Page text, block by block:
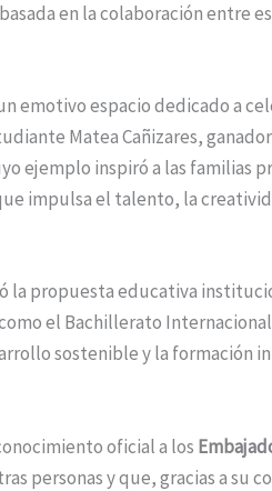
en la colaboración entre
emotivo espacio dedicado a
Matea Cañizares,
ejemplo inspiró a las familias
impulsa el talento, la
la propuesta educativa
el Bachillerato
sostenible y la formación
oficial a los
personas y que, gracias a su